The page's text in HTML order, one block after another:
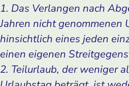
1. Das Verlangen nach
Jahren nicht genommenen
hinsichtlich eines jeden
einen eigenen
2. Teilurlaub, der weniger